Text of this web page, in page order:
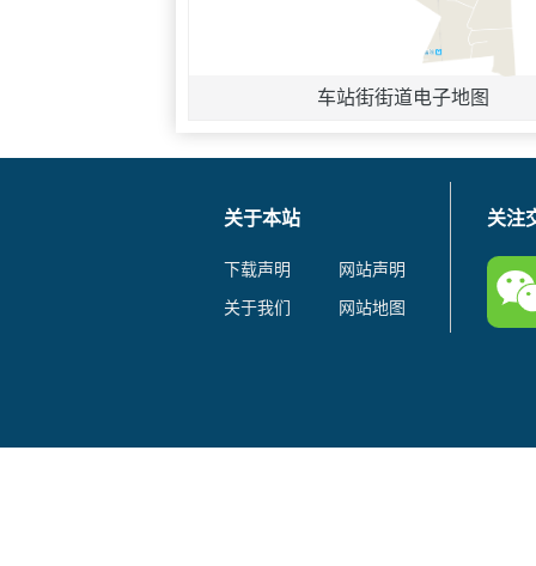
车站街街道电子地图
关于本站
下载声明
网站声明
关于我们
网站地图
关注